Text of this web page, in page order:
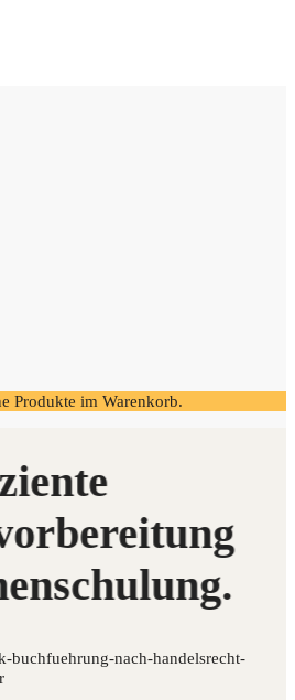
Produkte im Warenkorb.
buchfuehrung-nach-handelsrecht-